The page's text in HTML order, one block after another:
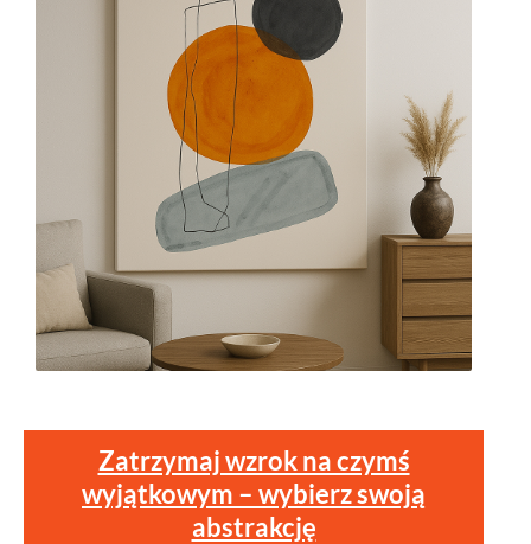
Zatrzymaj wzrok na czymś
wyjątkowym – wybierz swoją
abstrakcję